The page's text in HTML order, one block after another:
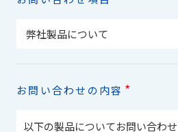
お問い合わせの内容 *